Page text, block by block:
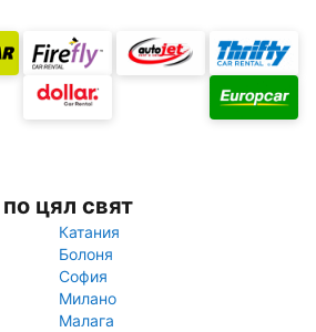
цял свят
Катания
Болоня
София
Милано
Малага